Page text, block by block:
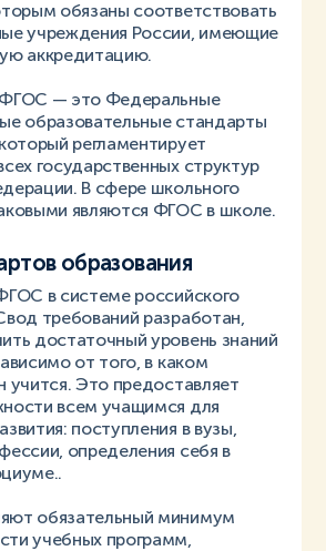
обязаны соответствовать
учреждения России, имеющие
аккредитацию.
ФГОС — это Федеральные
образовательные стандарты
регламентирует
государственных структур
В сфере школьного
являются ФГОС в школе.
образования
в системе российского
требований разработан,
достаточный уровень знаний
от того, в каком
учится. Это предоставляет
всем учащимся для
поступления в вузы,
определения себя в
обязательный минимум
учебных программ,